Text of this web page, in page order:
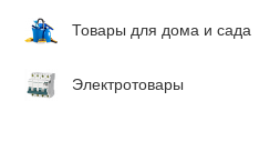
Товары для дома и сада
Электротовары